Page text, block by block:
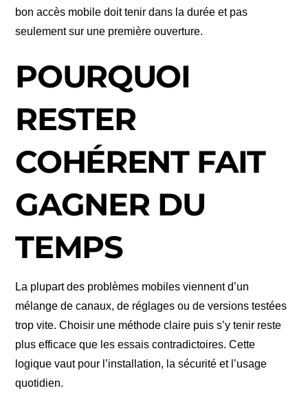
bon accès mobile doit tenir dans la durée et pas
seulement sur une première ouverture.
POURQUOI
RESTER
COHÉRENT FAIT
GAGNER DU
TEMPS
La plupart des problèmes mobiles viennent d’un
mélange de canaux, de réglages ou de versions testées
trop vite. Choisir une méthode claire puis s’y tenir reste
plus efficace que les essais contradictoires. Cette
logique vaut pour l’installation, la sécurité et l’usage
quotidien.